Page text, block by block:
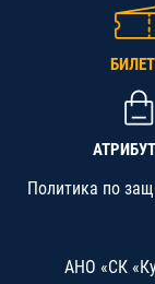
Политика по
АНО «СК